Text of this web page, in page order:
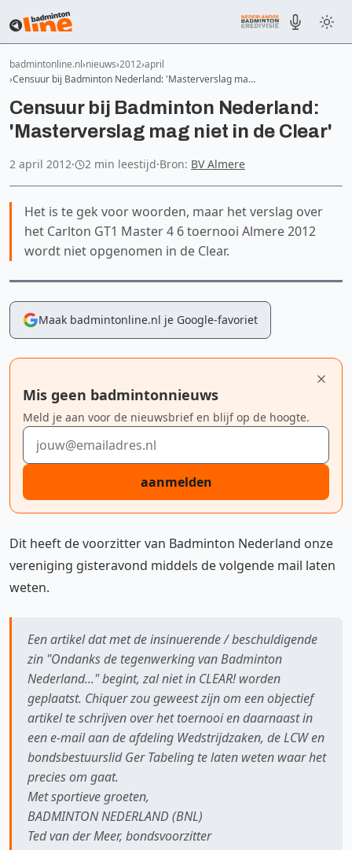
badmintonline.nl nieuws 2012 april
Censuur bij Badminton Nederland: 'Masterverslag ma…
Censuur bij Badminton Nederland:
'Masterverslag mag niet in de Clear'
2 april 2012· 2 min leestijd·Bron: BV Almere
Het is te gek voor woorden, maar het verslag over
het Carlton GT1 Master 4 6 toernooi Almere 2012
wordt niet opgenomen in de Clear.
Maak badmintonline.nl je Google-favoriet
Mis geen badmintonnieuws
Meld je aan voor de nieuwsbrief en blijf op de hoogte.
E-mailadres
aanmelden
Dit heeft de voorzitter van Badminton Nederland onze
vereniging gisteravond middels de volgende mail laten
weten.
Een artikel dat met de insinuerende / beschuldigende
zin "Ondanks de tegenwerking van Badminton
Nederland..." begint, zal niet in CLEAR! worden
geplaatst. Chiquer zou geweest zijn om een objectief
artikel te schrijven over het toernooi en daarnaast in
een e-mail aan de afdeling Wedstrijdzaken, de LCW en
bondsbestuurslid Ger Tabeling te laten weten waar het
precies om gaat.
Met sportieve groeten,
BADMINTON NEDERLAND (BNL)
Ted van der Meer, bondsvoorzitter